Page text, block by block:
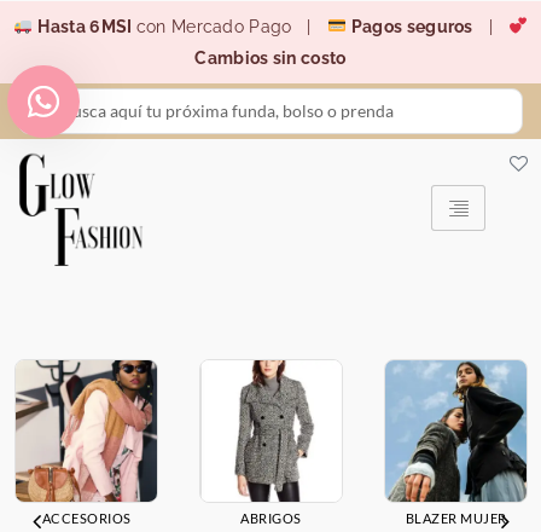
contenido
Hasta 6MSI con Mercado Pago | Pagos seguros
Cambios sin costo
Search
...
ACCESORIOS ABRIGOS BLAZER MUJER